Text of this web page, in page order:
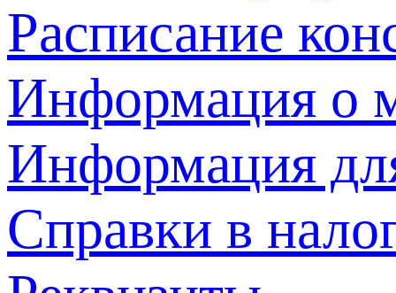
Расписание
Информация о
Информация
Справки в